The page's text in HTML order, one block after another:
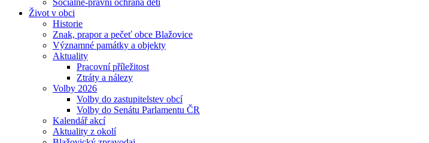
Sociálně-právní ochrana dětí
Život v obci
Historie
Znak, prapor a pečeť obce Blažovice
Významné památky a objekty
Aktuality
Pracovní příležitost
Ztráty a nálezy
Volby 2026
Volby do zastupitelstev obcí
Volby do Senátu Parlamentu ČR
Kalendář akcí
Aktuality z okolí